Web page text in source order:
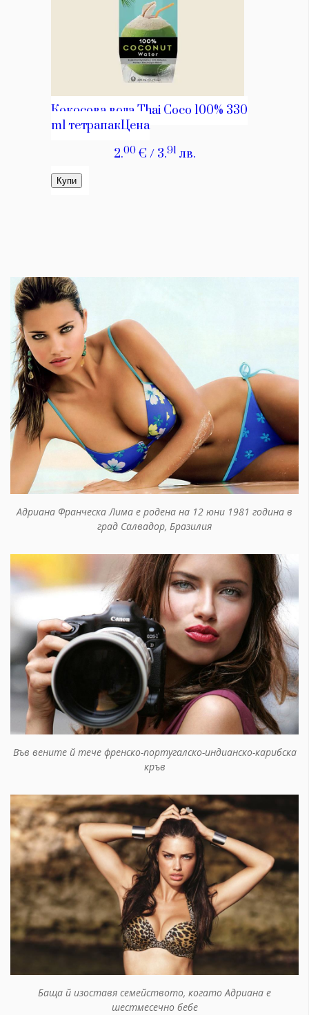
Адриана Франческа Лима е родена на 12 юни 1981 година в
град Салвадор, Бразилия
Във вените й тече френско-португалско-индианско-карибска
кръв
Баща й изоставя семейството, когато Адриана е
шестмесечно бебе